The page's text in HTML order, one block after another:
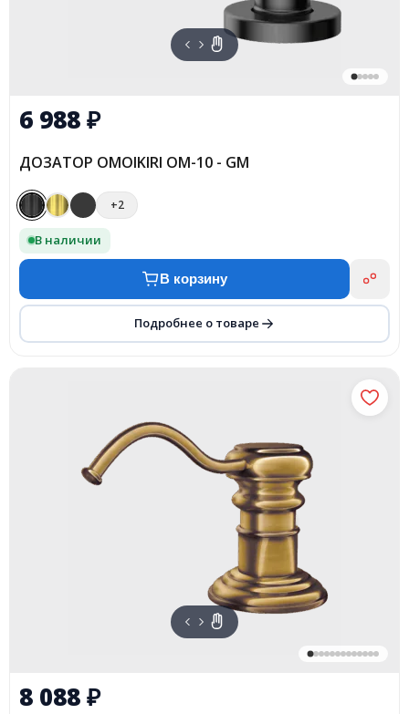
6 988₽
ДОЗАТОР OMOIKIRI OM-10 - GM
+2
В наличии
В корзину
Подробнее о товаре
8 088₽